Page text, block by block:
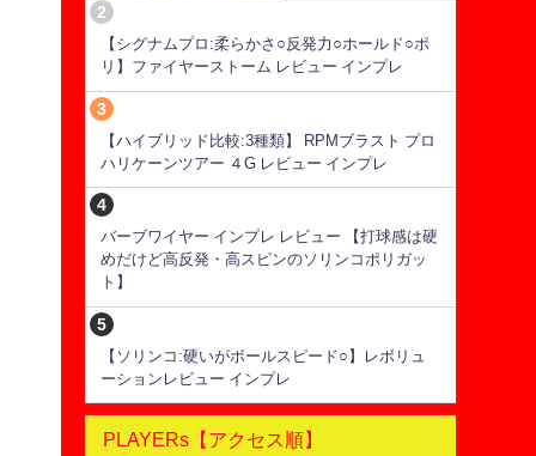
【シグナムプロ:柔らかさ○反発力○ホールド○ポ
リ】ファイヤーストーム レビュー インプレ
【ハイブリッド比較:3種類】 RPMブラスト プロ
ハリケーンツアー ４G レビュー インプレ
バーブワイヤー インプレ レビュー 【打球感は硬
めだけど高反発・高スピンのソリンコポリガッ
ト】
【ソリンコ:硬いがボールスピード○】レボリュ
ーションレビュー インプレ
PLAYERs【アクセス順】